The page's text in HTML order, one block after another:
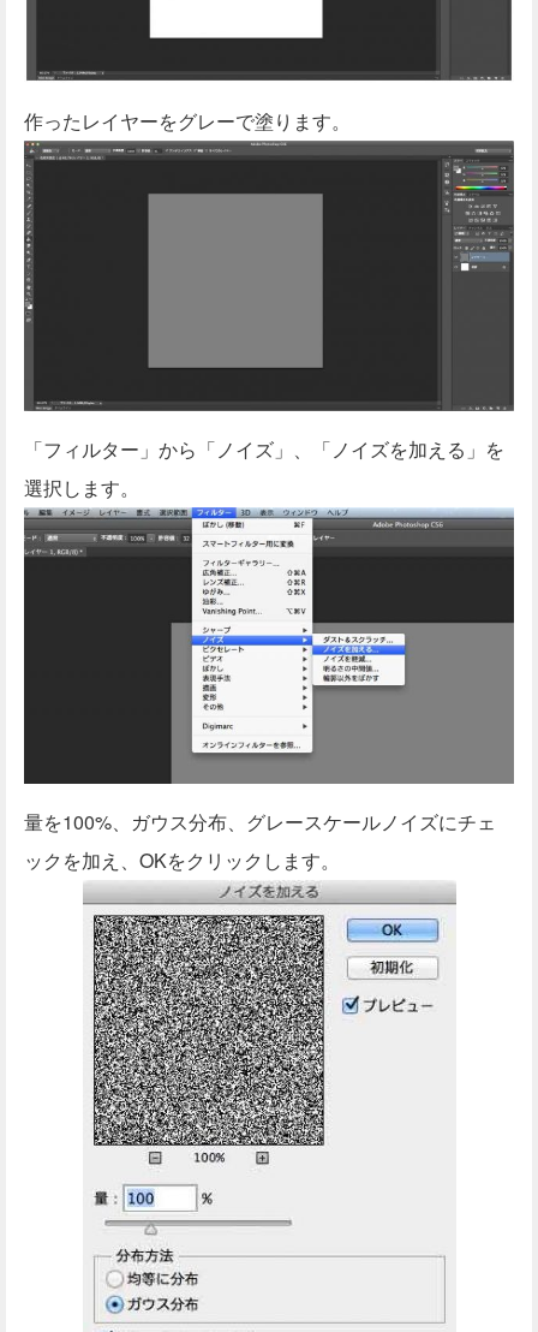
作ったレイヤーをグレーで塗ります。
「フィルター」から「ノイズ」、「ノイズを加える」を
選択します。
量を100%、ガウス分布、グレースケールノイズにチェ
ックを加え、OKをクリックします。